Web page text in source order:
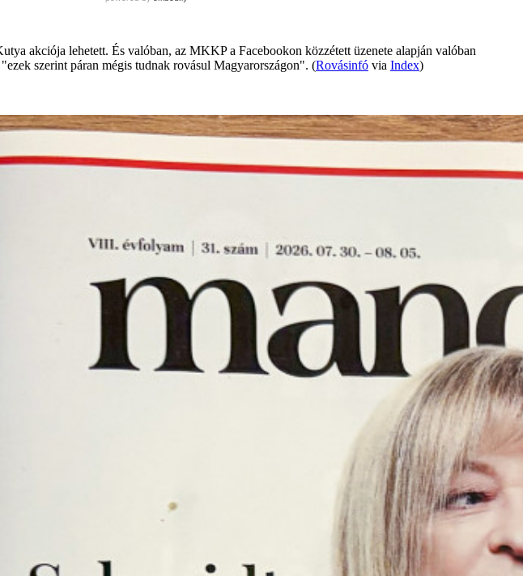
akciója lehetett. És valóban, az MKKP a Facebookon közzétett üzenete alapján valóban
szerint páran mégis tudnak rovásul Magyarországon". (Rovásinfó via Index)